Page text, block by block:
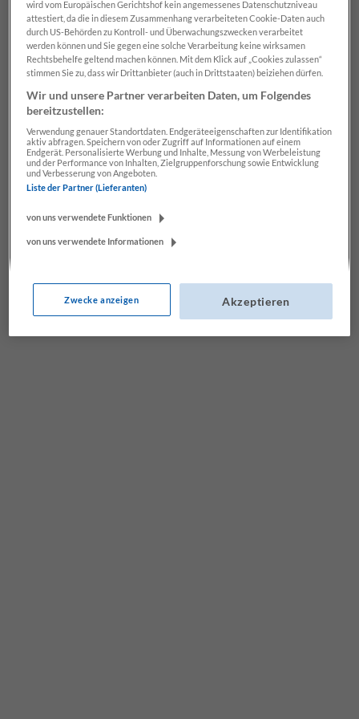
BESONDERE WERBEFORMEN
SCHNEEBERICHT
Zum Tarif
wird vom Europäischen Gerichtshof kein angemessenes Datenschutzniveau
attestiert, da die in diesem Zusammenhang verarbeiteten Cookie-Daten auch
durch US-Behörden zu Kontroll- und Überwachungszwecken verarbeitet
werden können und Sie gegen eine solche Verarbeitung keine wirksamen
Rechtsbehelfe geltend machen können. Mit dem Klick auf „Cookies zulassen“
stimmen Sie zu, dass wir Drittanbieter (auch in Drittstaaten) beiziehen dürfen.
Wir und unsere Partner verarbeiten Daten, um Folgendes
bereitzustellen:
Verwendung genauer Standortdaten. Endgeräteeigenschaften zur Identifikation
aktiv abfragen. Speichern von oder Zugriff auf Informationen auf einem
Endgerät. Personalisierte Werbung und Inhalte, Messung von Werbeleistung
und der Performance von Inhalten, Zielgruppenforschung sowie Entwicklung
und Verbesserung von Angeboten.
Liste der Partner (Lieferanten)
von uns verwendete Funktionen
von uns verwendete Informationen
Zwecke anzeigen Akzeptieren